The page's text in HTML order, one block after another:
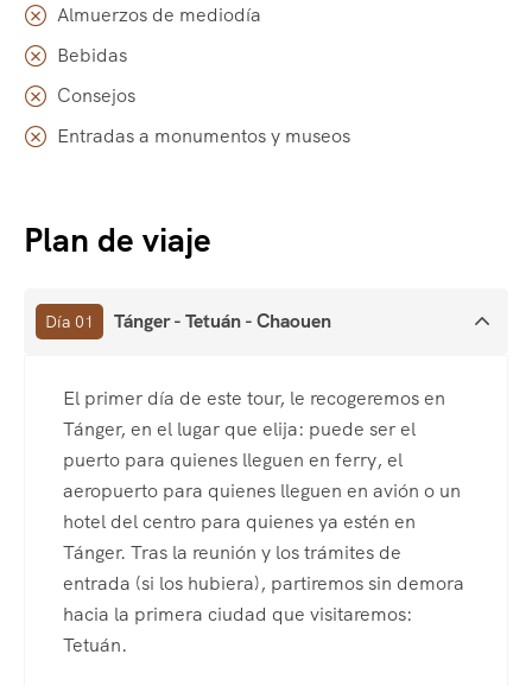
Almuerzos de mediodía
Bebidas
Consejos
Entradas a monumentos y museos
Plan de viaje
Día 01 Tánger - Tetuán - Chaouen
El primer día de este tour, le recogeremos en
Tánger, en el lugar que elija: puede ser el
puerto para quienes lleguen en ferry, el
aeropuerto para quienes lleguen en avión o un
hotel del centro para quienes ya estén en
Tánger. Tras la reunión y los trámites de
entrada (si los hubiera), partiremos sin demora
hacia la primera ciudad que visitaremos:
Tetuán.